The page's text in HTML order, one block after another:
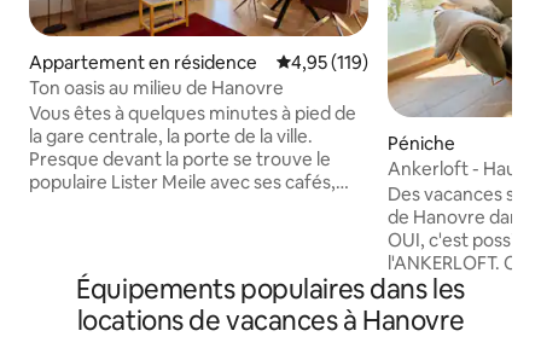
Appartement en résidence Évaluation moyenne sur la
4,95 (119)
Ton oasis au milieu de Hanovre
Vous êtes à quelques minutes à pied de
la gare centrale, la porte de la ville.
Presque devant la porte se trouve le
populaire Lister Meile avec ses cafés,
l'Eilenriede. L'appartement est calme,
lumineux, spacieux et dispose de deux
téléviseurs. Le WLAN peut également
Péniche
Ankerloft -
Des vacances sur
de Hanovre dans
OUI, c'est possible ! Bienvenue à
l'ANKERLOFT.
très spécial et
m², un salon
qualité avec une
Équipements populaires dans les
locations de vacances à Hanovre